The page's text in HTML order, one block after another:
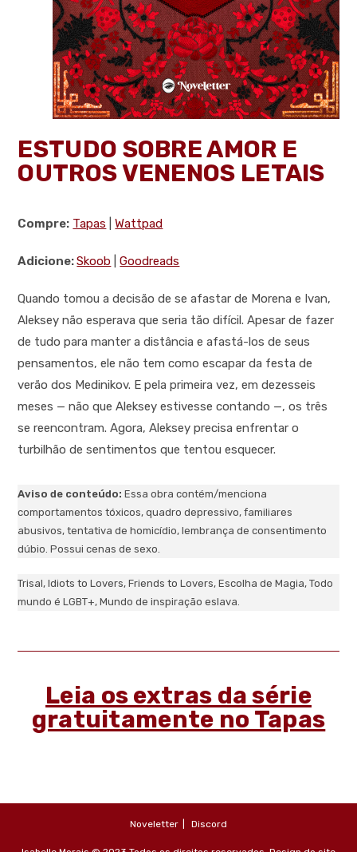
ESTUDO SOBRE AMOR E
OUTROS VENENOS LETAIS
Compre: Tapas |Wattpad
Adicione:Skoob |Goodreads
Quando tomou a decisão de se afastar de Morena e Ivan,
Aleksey não esperava que seria tão difícil. Apesar de fazer
de tudo para manter a distância e afastá-los de seus
pensamentos, ele não tem como escapar da festa de
verão dos Medinikov. E pela primeira vez, em dezesseis
meses — não que Aleksey estivesse contando —, os três
se reencontram. Agora, Aleksey precisa enfrentar o
turbilhão de sentimentos que tentou esquecer.
Aviso de conteúdo:Essa obra contém/menciona
comportamentos tóxicos, quadro depressivo, familiares
abusivos, tentativa de homicídio, lembrança de consentimento
dúbio. Possui cenas de sexo.
Trisal, Idiots to Lovers, Friends to Lovers, Escolha de Magia, Todo
mundo é LGBT+, Mundo de inspiração eslava.
Leia os extras da série
gratuitamente no Tapas
Noveletter Discord